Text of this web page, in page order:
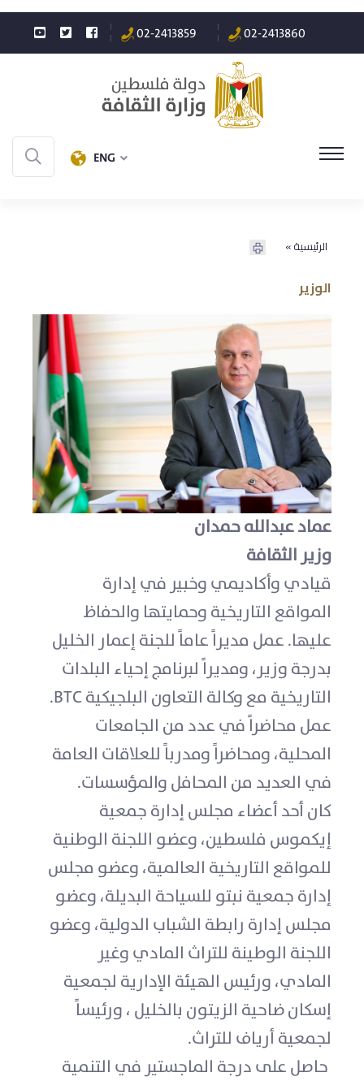
02-2413860
02-2413859
ENG
الرئيسية »
الوزير
عماد عبدالله حمدان
وزير الثقافة
قيادي وأكاديمي وخبير في إدارة
المواقع التاريخية وحمايتها والحفاظ
عليها. عمل مديراً عاماً للجنة إعمار الخليل
بدرجة وزير، ومديراً لبرنامج إحياء البلدات
التاريخية مع وكالة التعاون البلجيكيةBTC
.
عمل محاضراً في عدد من الجامعات
المحلية، ومحاضراً ومدرباً للعلاقات العامة
في العديد من المحافل والمؤسسات.
كان أحد أعضاء مجلس إدارة جمعية
إيكموس فلسطين، وعضو اللجنة الوطنية
للمواقع التاريخية العالمية، وعضو مجلس
إدارة جمعية نبتو للسياحة البديلة، وعضو
مجلس إدارة رابطة الشباب الدولية، وعضو
اللجنة الوطينة للتراث المادي وغير
المادي، ورئيس الهيئة الإدارية لجمعية
إسكان ضاحية الزيتون بالخليل ، ورئيساً
لجمعية أرياف للتراث.
حاصل على درجة الماجستير في التنمية